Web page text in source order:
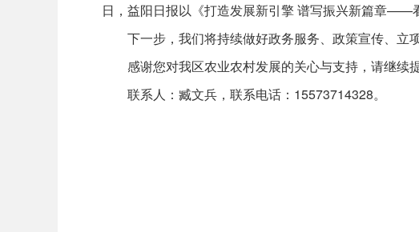
日，益阳日报以《打造发展新引擎 谱写振兴新篇章——
下一步，我们将持续做好政务服务、政策宣传、立
感谢您对我区农业农村发展的关心与支持，请继续
联系人：臧文兵，联系电话：15573714328。